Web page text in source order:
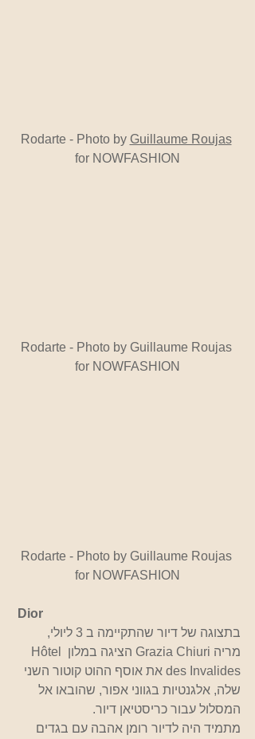
Rodarte - Photo by Guillaume Roujas
for NOWFASHION
Rodarte - Photo by Guillaume Roujas
for NOWFASHION
Rodarte - Photo by Guillaume Roujas
for NOWFASHION
Dior
בתצוגה של דיור שהתקיימה ב 3 ליולי,
מריה Grazia Chiuri הציגה במלון Hôtel
des Invalides את אוסף ההוט קוטור השני
שלה, אלגנטיות בגווני אפור, שהובאו אל
המסלול עבור כריסטיאן דיור.
מתמיד היה לדיור רומן אהבה עם בגדים